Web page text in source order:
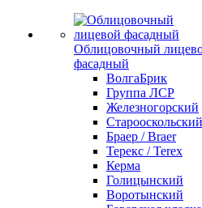
Облицовочный
фасадный
ВолгаБрик
Группа ЛСР
Железногорский
Старооскольский
Браер / Braer
Терекс / Terex
Керма
Голицынский
Воротынский